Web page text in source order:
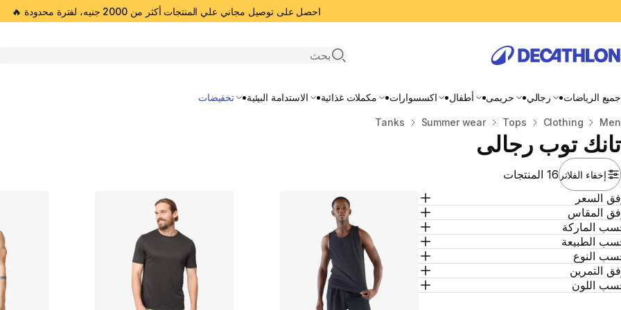
احصل على توصيل مجاني علي المنتجات أكثر من 2000 جنيه، لفترة محدودة 🔥
Open search
جميع الرياضات رجالي حريمى أطفال اكسسوارات مكملات غذائية الاستدامة البيئية تخفيضات
المنزل
Men
Clothing
Tops
Summer wear
Tanks
تانك توب رجالى
إخفاء الفلاتر16 المنتجات
السعر
المقاس
الماركة
الطبيعة
النوع
التمرين
اللون